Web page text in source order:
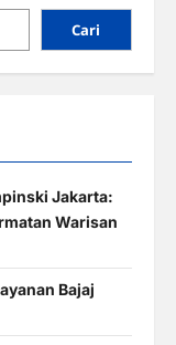
Cari
Jakarta:
Warisan
Bajaj